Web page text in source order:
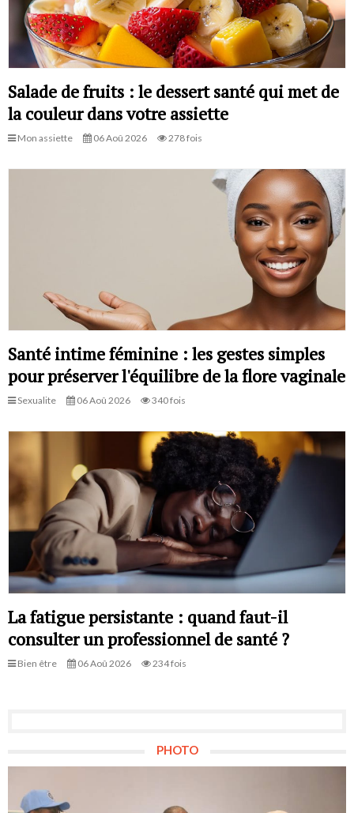
Salade de fruits : le dessert santé qui met de
la couleur dans votre assiette
Mon assiette 06 Aoû 2026 278 fois
Santé intime féminine : les gestes simples
pour préserver l'équilibre de la flore vaginale
Sexualite 06 Aoû 2026 340 fois
La fatigue persistante : quand faut-il
consulter un professionnel de santé ?
Bien être 06 Aoû 2026 234 fois
PHOTO